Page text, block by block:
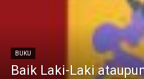
BUKU
Baik Laki-Laki